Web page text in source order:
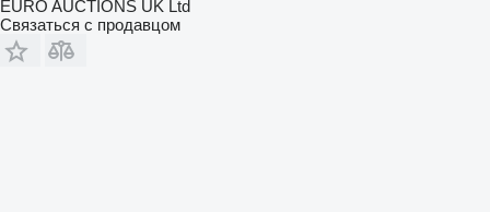
EURO AUCTIONS UK Ltd
Связаться с продавцом